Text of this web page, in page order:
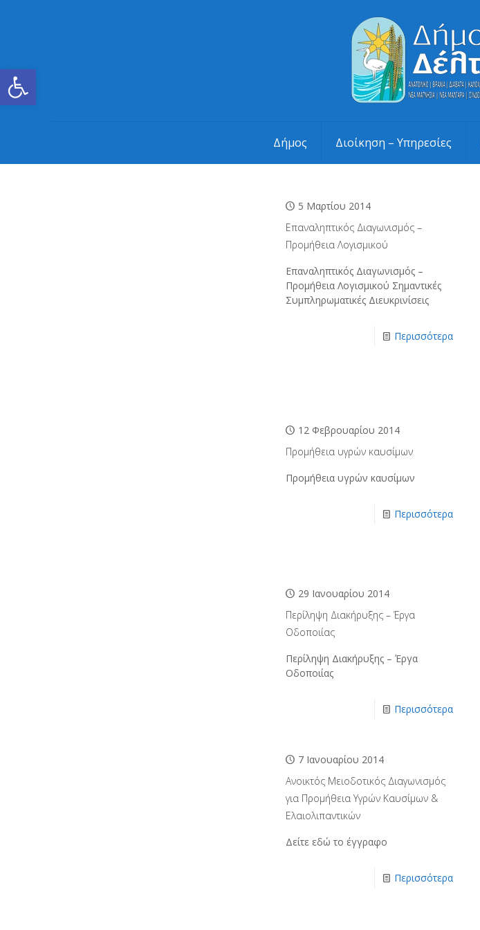
Ανοίξτε τη γραμμή εργαλείων
Δήμος Διοίκηση – Υπηρεσίες
5 Μαρτίου 2014
Επαναληπτικός Διαγωνισμός –
Προμήθεια Λογισμικού
Επαναληπτικός Διαγωνισμός –
Προμήθεια Λογισμικού Σημαντικές
Συμπληρωματικές Διευκρινίσεις
Περισσότερα
12 Φεβρουαρίου 2014
Προμήθεια υγρών καυσίμων
Προμήθεια υγρών καυσίμων
Περισσότερα
29 Ιανουαρίου 2014
Περίληψη Διακήρυξης – Έργα
Οδοποιίας
Περίληψη Διακήρυξης – Έργα
Οδοποιίας
Περισσότερα
7 Ιανουαρίου 2014
Ανοικτός Μειοδοτικός Διαγωνισμός
για Προμήθεια Υγρών Καυσίμων &
Ελαιολιπαντικών
Δείτε εδώ το έγγραφο
Περισσότερα